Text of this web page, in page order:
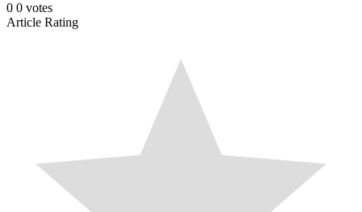
0 0 votes
Article Rating